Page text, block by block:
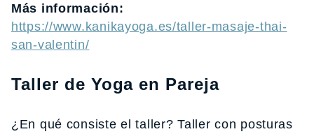
Más información:
https://www.kanikayoga.es/taller-masaje-thai-
san-valentin/
Taller de Yoga en Pareja
¿En qué consiste el taller? Taller con posturas